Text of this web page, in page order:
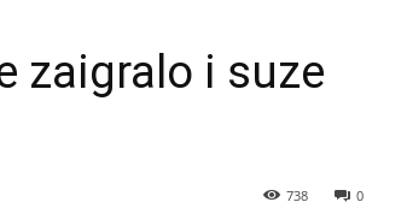
zaigralo i suze
0
738